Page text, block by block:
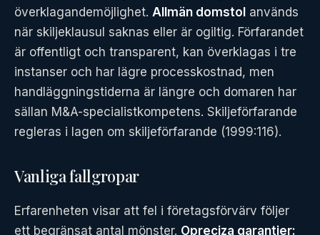
överklagandemöjlighet. Allmän domstol används
när skiljeklausul saknas eller är ogiltig. Förfarandet
är offentligt och transparent, kan överklagas i tre
instanser och har lägre processkostnad, men
handläggningstiderna är längre och domaren har
sällan M&A-specialistkompetens. Skiljeförfarande
regleras i lagen om skiljeförfarande (1999:116).
Vanliga fallgropar
Erfarenheten visar att fel i företagsförvärv följer
ett begränsat antal mönster. Opreciza garantier: